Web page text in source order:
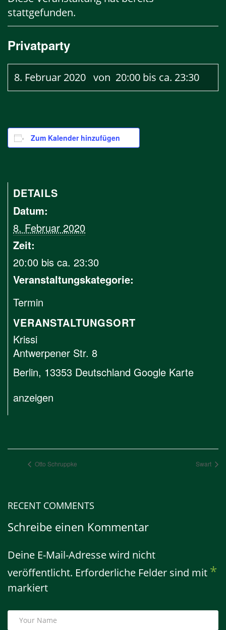
stattgefunden.
Privatparty
8. Februar 2020 von 20:00 bis ca. 23:30
Zum Kalender hinzufügen
DETAILS
Datum:
8. Februar 2020
Zeit:
20:00 bis ca. 23:30
Veranstaltungskategorie:
Termin
VERANSTALTUNGSORT
Krissi
Antwerpener Str. 8
Berlin, 13353 Deutschland Google Karte
anzeigen
Otto Schruppke Swart
RECENT COMMENTS
Schreibe einen Kommentar
Deine E-Mail-Adresse wird nicht
veröffentlicht. Erforderliche Felder sind mit *
markiert